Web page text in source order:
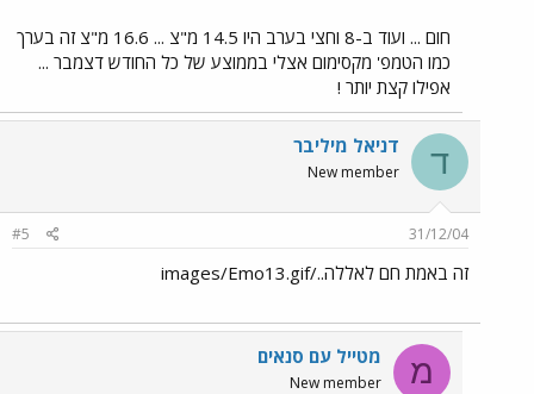
חום ... ועוד ב-8 וחצי בערב היו 14.5 מ"צ ... 16.6 מ"צ זה בערך
כמו הטמפ' מקסימום אצלי בממוצע של כל החודש דצמבר ...
אפילו קצת יותר !
ד דניאל מיליבר
New member
31/12/04
#5
זה באמת חם לאללה../images/Emo13.gif
מ מטייל עם סנאים
New member